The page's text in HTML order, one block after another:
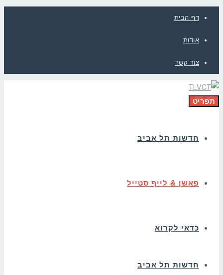
דף הבית
אודות
צור קשר
תפריט
חדשות תל אביב
פאשן & לייף סטייל
כדאי לקרוא
חדשות תל אביב